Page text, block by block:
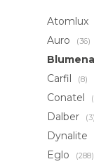
Atomlux
Auro (36)
Carfil (8)
Conatel
Dalber (3)
Dynalite
Eglo (288)